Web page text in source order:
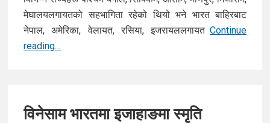
मेघालयलगायतको सहभागिता रहेको थियो भने भारत बाहिरबाट
नेपाल, अमेरिका, वेलायत, रसिया, इजरायललगायत Continue
reading…
दिवस
विनेसाम भारतमा इजाहाङमा स्मृति